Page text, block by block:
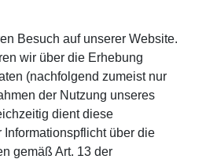
Besuch auf unserer Website.
wir über die Erhebung
(nachfolgend zumeist nur
der Nutzung unseres
dient diese
über die
gemäß Art. 13 der